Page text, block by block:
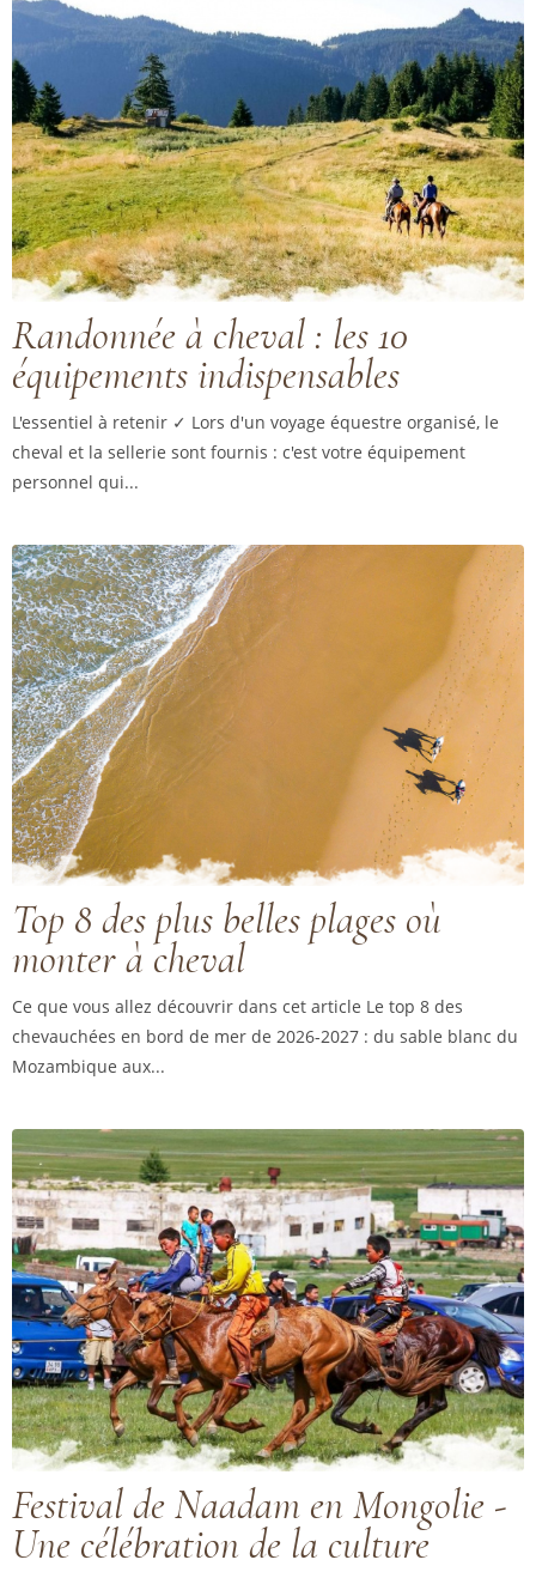
Randonnée à cheval : les 10
équipements indispensables
L'essentiel à retenir ✓ Lors d'un voyage équestre organisé, le
cheval et la sellerie sont fournis : c'est votre équipement
personnel qui...
Top 8 des plus belles plages où
monter à cheval
Ce que vous allez découvrir dans cet article Le top 8 des
chevauchées en bord de mer de 2026-2027 : du sable blanc du
Mozambique aux...
Festival de Naadam en Mongolie -
Une célébration de la culture